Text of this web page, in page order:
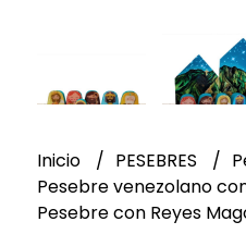
Inicio PESEBRES
Pesebre venezolano
Pesebre con Reyes